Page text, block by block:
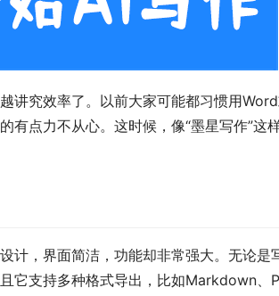
讲究效率了。以前大家可能都习惯用
有点力不从心。这时候，像“墨星写作”这
计，界面简洁，功能却非常强大。无论是
它支持多种格式导出，比如Markdown、